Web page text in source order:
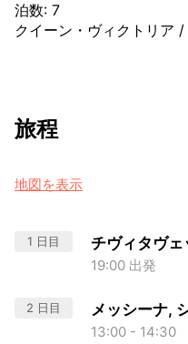
泊数: 7
クイーン・ヴィクトリア /
旅程
地図を表示
1 日目 チヴィタヴ
19:00 出発
2 日目 メッシーナ,
13:00 - 14:30